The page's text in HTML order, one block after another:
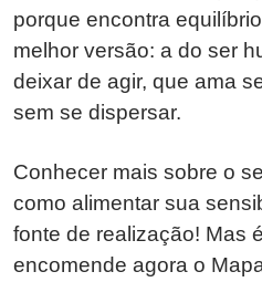
porque encontra
melhor versão: a do ser
deixar de agir, que ama
sem se dispersar.
Conhecer mais sobre o
como alimentar sua
fonte de realização! Mas
encomende agora o